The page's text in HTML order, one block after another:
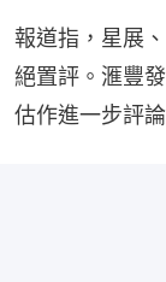
報道指，星展
絕置評。滙豐
估作進一步評論